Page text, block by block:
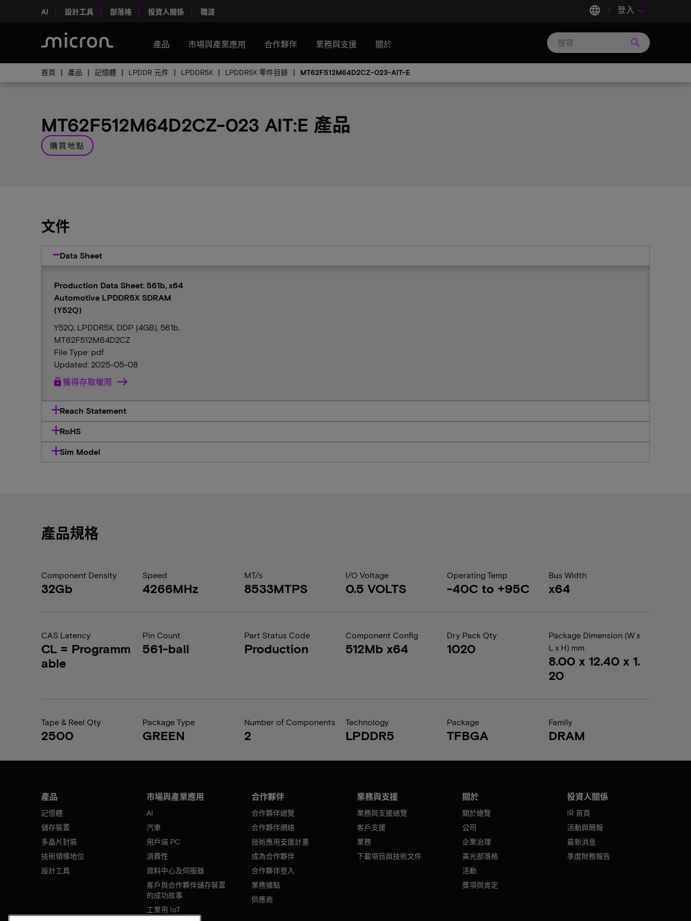
AI 設計工具 部落格 投資人關係 職涯 language 登入 keyboard_arrow_down
產品 市場與產業應用 合作夥伴 業務與支援 關於 search
首頁 產品 記憶體 LPDDR 元件 LPDDR5X LPDDR5X 零件目錄 MT62F512M64D2CZ-023-AIT-E
MT62F512M64D2CZ-023 AIT:E 產品
購買地點
文件
Data Sheet
Production Data Sheet: 561b, x64
Automotive LPDDR5X SDRAM
(Y52Q)
Y52Q, LPDDR5X, DDP (4GB), 561b,
MT62F512M64D2CZ
File Type: pdf
Updated: 2025-05-08
lock 獲得存取權限
Reach Statement
RoHS
Sim Model
產品規格
Component Density
32Gb
Speed
4266MHz
MT/s
8533MTPS
I/O Voltage
0.5 VOLTS
Operating Temp
-40C to +95C
Bus Width
x64
CAS Latency
CL = Programm
able
Pin Count
561-ball
Part Status Code
Production
Component Config
512Mb x64
Dry Pack Qty
1020
Package Dimension (W x
L x H) mm
8.00 x 12.40 x 1.
20
Tape & Reel Qty
2500
Package Type
GREEN
Number of Components
2
Technology
LPDDR5
Package
TFBGA
Family
DRAM
產品
記憶體
儲存裝置
多晶片封裝
技術領導地位
設計工具
市場與產業應用
AI
汽車
用戶端 PC
消費性
資料中心及伺服器
客戶與合作夥伴儲存裝置
的成功故事
工業用 IoT
合作夥伴
合作夥伴總覽
合作夥伴網絡
技術應用支援計畫
成為合作夥伴
合作夥伴登入
業務據點
供應商
業務與支援
業務與支援總覽
客戶支援
業務
下載項目與技術文件
關於
關於總覽
公司
企業治理
美光部落格
活動
獎項與肯定
投資人關係
IR 首頁
活動與簡報
最新消息
季度財務報告